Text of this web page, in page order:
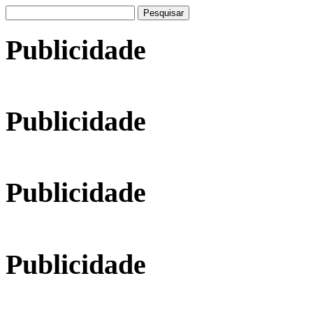
por:
Publicidade
Publicidade
Publicidade
Publicidade